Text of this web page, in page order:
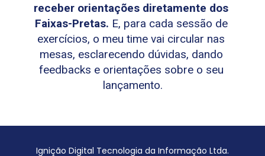
receber orientações diretamente dos
Faixas-Pretas. E, para cada sessão de
exercícios, o meu time vai circular nas
mesas, esclarecendo dúvidas, dando
feedbacks e orientações sobre o seu
lançamento.
Ignição Digital Tecnologia da Informação Ltda.